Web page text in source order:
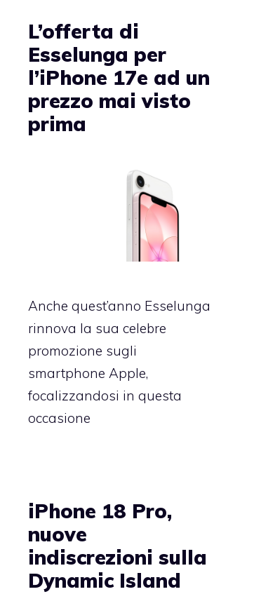
L’offerta di
Esselunga per
l’iPhone 17e ad un
prezzo mai visto
prima
Anche quest’anno Esselunga
rinnova la sua celebre
promozione sugli
smartphone Apple,
focalizzandosi in questa
occasione
iPhone 18 Pro,
nuove
indiscrezioni sulla
Dynamic Island